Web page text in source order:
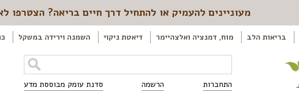
מעוניינים להעמיק או להתחיל דרך חיים בריאה? הצטרפו
בריאות הלב מוח, דמנציה ואלצהיימר דיאטת ניקוי השמנה וירידה במשקל
התחברות הרשמה סדנת עומק מבוססת מדע